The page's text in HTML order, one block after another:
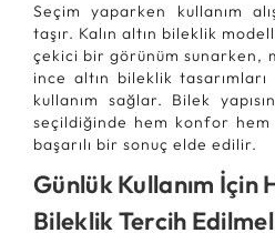
Seçim yaparken kullanım
taşır. Kalın altın bileklik
çekici bir görünüm sunarken,
ince altın bileklik
kullanım sağlar. Bilek
seçildiğinde hem konfor hem
başarılı bir sonuç elde edilir.
Günlük Kullanım İçin
Bileklik Tercih